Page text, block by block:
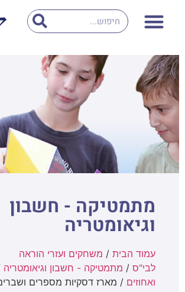
מתמטיקה - חשבון
וגיאומטריה
עמוד הבית / משחקים ועזרי הוראה
לבי"ס / מתמטיקה - חשבון וגיאומטריה
ואחוזים / מארז דסקיות מספרים